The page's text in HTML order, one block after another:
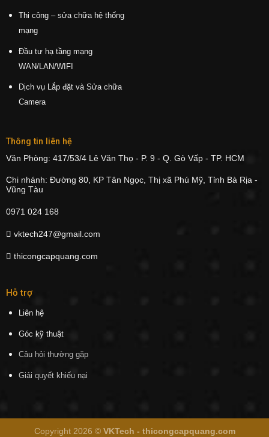
Thi công – sửa chữa hệ thống
mạng
Đầu tư hạ tầng mạng
WAN/LAN/WIFI
Dịch vụ Lắp đặt và Sửa chữa
Camera
Thông tin liên hệ
Văn Phòng: 417/53/4 Lê Văn Thọ - P. 9 - Q. Gò Vấp - TP. HCM
Chi nhánh: Đường 80, KP Tân Ngọc, Thị xã Phú Mỹ, Tỉnh Bà Rịa -
Vũng Tàu
0971 024 168
vktech247@gmail.com
thicongcapquang.com
Hỗ trợ
Liên hệ
Góc kỹ thuật
Câu hỏi thường gặp
Giải quyết khiếu nại
Copyright 2026 © VKTech - thicongcapquang.com